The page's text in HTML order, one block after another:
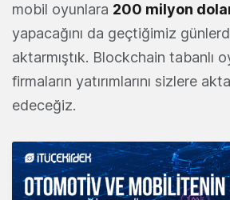
mobil oyunlara 200 milyon
yapacağını da geçtiğimiz
aktarmıştık. Blockchain tabanlı
firmaların yatırımlarını sizlere
edeceğiz.